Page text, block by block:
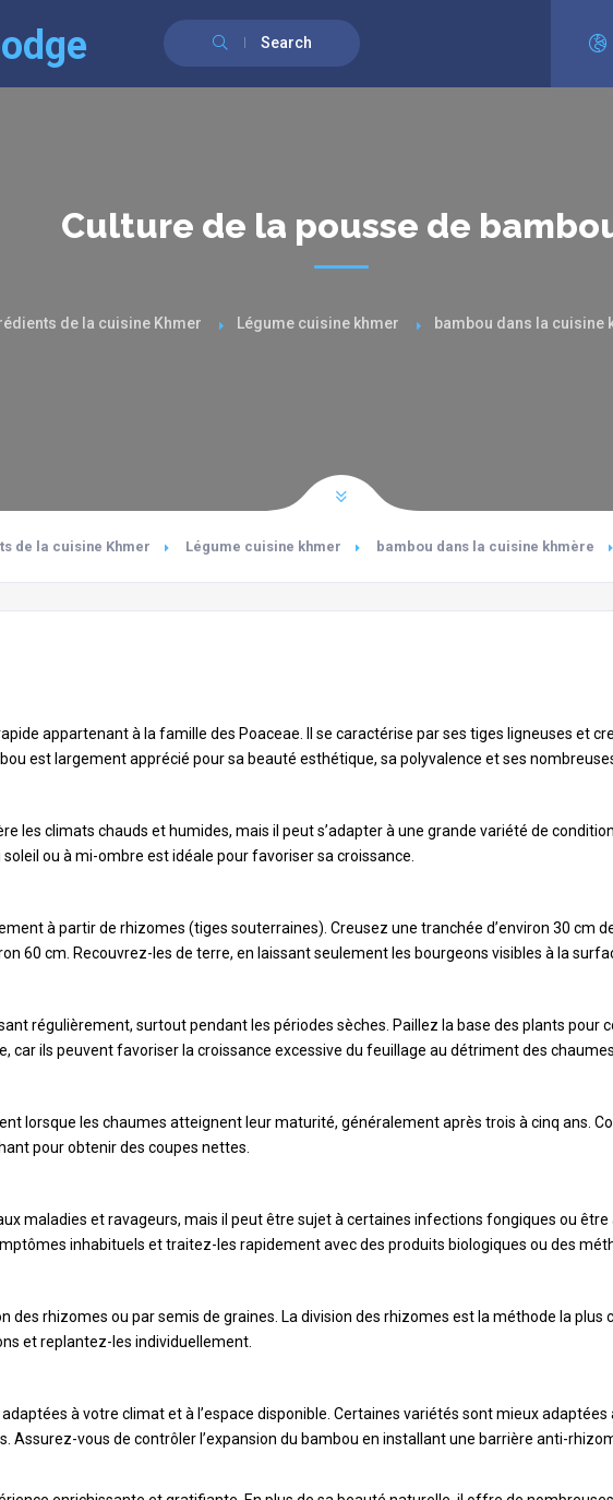
Search
Culture de la pousse de
de la cuisine Khmer Légume cuisine khmer bambou dans la cuisine
de la cuisine Khmer Légume cuisine khmer bambou dans la cuisine khmère
appartenant à la famille des Poaceae . Il se caractérise par ses tiges ligneuses et
est largement apprécié pour sa beauté esthétique, sa polyvalence et ses
les climats chauds et humides, mais il peut s’adapter à une grande variété de
ou à mi-ombre est idéale pour favoriser sa croissance.
à partir de rhizomes (tiges souterraines). Creusez une tranchée d’environ 30 cm
60 cm. Recouvrez-les de terre, en laissant seulement les bourgeons visibles à la
régulièrement, surtout pendant les périodes sèches. Paillez la base des plants pour
car ils peuvent favoriser la croissance excessive du feuillage au détriment des chaumes.
lorsque les chaumes atteignent leur maturité, généralement après trois à cinq ans.
pour obtenir des coupes nettes.
maladies et ravageurs, mais il peut être sujet à certaines infections fongiques ou
inhabituels et traitez-les rapidement avec des produits biologiques ou des
des rhizomes ou par semis de graines. La division des rhizomes est la méthode la
et replantez-les individuellement.
à votre climat et à l’espace disponible. Certaines variétés sont mieux adaptées
Assurez-vous de contrôler l’expansion du bambou en installant une barrière anti-
English(Anglais